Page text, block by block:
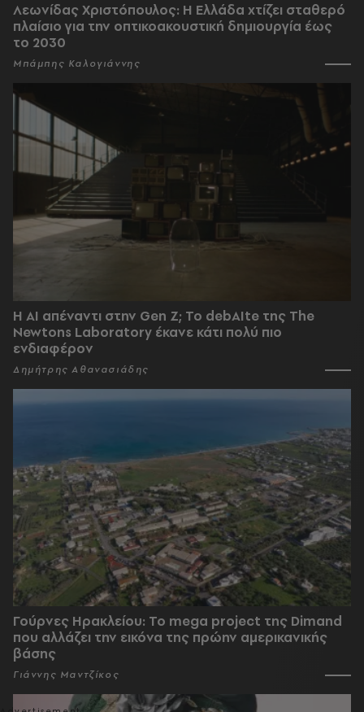
Λεωνίδας Χριστόπουλος: Η Ελλάδα χτίζει σταθερό
πλαίσιο για την οπτικοακουστική δημιουργία έως
το 2030
Μπάμπης Καλογιάννης
Η AI απέναντι στην Gen Z; Το debAIte της The
Newtons Laboratory έκανε κάτι πολύ πιο
ενδιαφέρον
Δημήτρης Αθανασιάδης
Γούρνες Ηρακλείου: To mega project της Dimand
που αλλάζει την εικόνα της πρώην αμερικανικής
βάσης
Γιάννης Μαντζίκος